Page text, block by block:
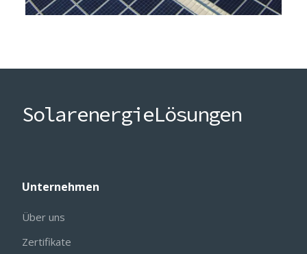
SolarenergieLösungen
Unternehmen
Über uns
Zertifikate